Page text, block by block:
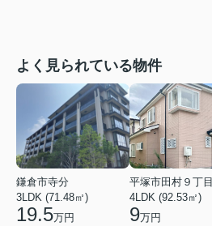
よく見られている物件
鎌倉市寺分
3LDK (71.48㎡)
19.5万円
平塚市田村９丁目
4LDK (92.53㎡)
9万円